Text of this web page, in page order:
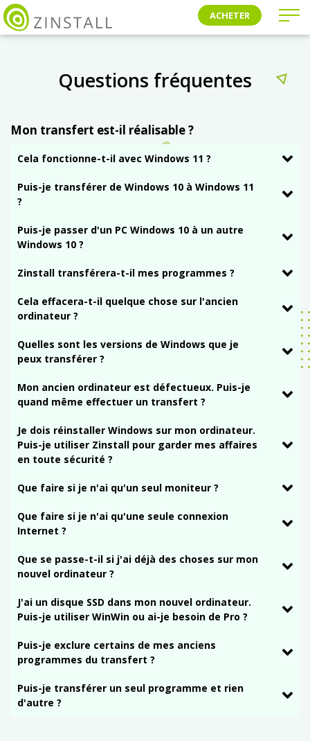
ACHETER
Questions fréquentes
Mon transfert est-il réalisable ?
Cela fonctionne-t-il avec Windows 11 ?
Puis-je transférer de Windows 10 à Windows 11
?
Puis-je passer d'un PC Windows 10 à un autre
Windows 10 ?
Zinstall transférera-t-il mes programmes ?
Cela effacera-t-il quelque chose sur l'ancien
ordinateur ?
Quelles sont les versions de Windows que je
peux transférer ?
Mon ancien ordinateur est défectueux. Puis-je
quand même effectuer un transfert ?
Je dois réinstaller Windows sur mon ordinateur.
Puis-je utiliser Zinstall pour garder mes affaires
en toute sécurité ?
Que faire si je n'ai qu'un seul moniteur ?
Que faire si je n'ai qu'une seule connexion
Internet ?
Que se passe-t-il si j'ai déjà des choses sur mon
nouvel ordinateur ?
J'ai un disque SSD dans mon nouvel ordinateur.
Puis-je utiliser WinWin ou ai-je besoin de Pro ?
Puis-je exclure certains de mes anciens
programmes du transfert ?
Puis-je transférer un seul programme et rien
d'autre ?